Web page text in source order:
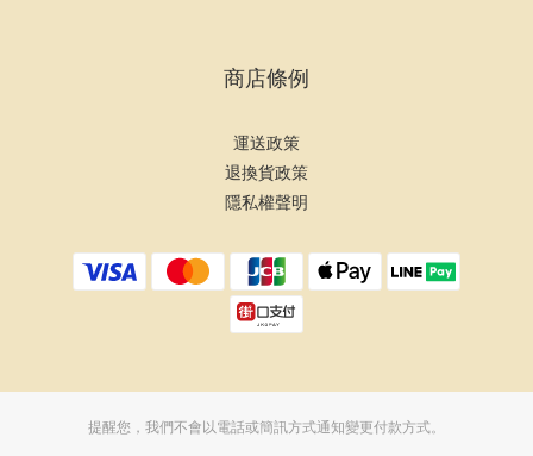
商店條例
運送政策
退換貨政策
隱私權聲明
提醒您，我們不會以電話或簡訊方式通知變更付款方式。